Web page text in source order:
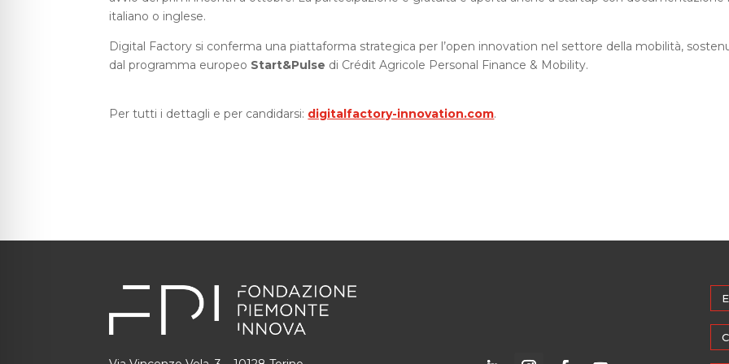
italiano o inglese.
Digital Factory si conferma una piattaforma strategica per l’open innovation nel settore della mobilità,
dal programma europeo Start&Pulse di Crédit Agricole Personal Finance & Mobility.
Per tutti i dettagli e per candidarsi: digitalfactory-innovation.com.